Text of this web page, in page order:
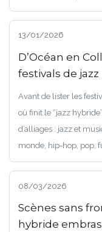
13/01/2026
D’Océan en
festivals de
Avant de lister les
où finit le “jazz
d’alliages : jazz et
monde, hip-hop, pop,
08/03/2026
Scènes sans
hybride